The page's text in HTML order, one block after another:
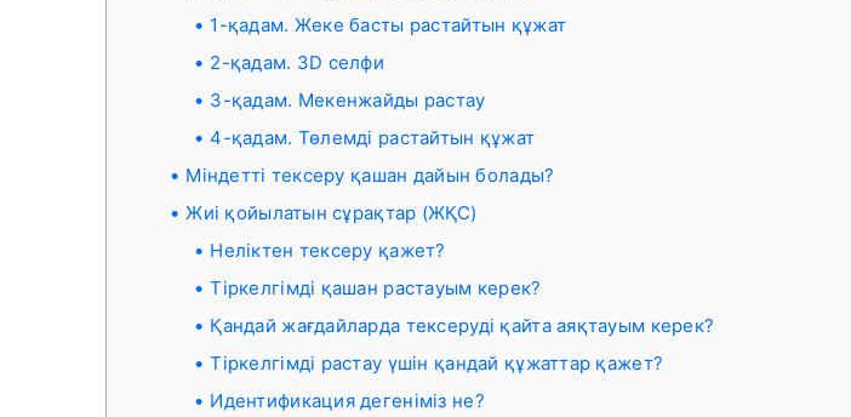
1-қадам. Жеке басты растайтын құжат
2-қадам. 3D селфи
3-қадам. Мекенжайды растау
4-қадам. Төлемді растайтын құжат
Міндетті тексеру қашан дайын болады?
Жиі қойылатын сұрақтар (ЖҚС)
Неліктен тексеру қажет?
Тіркелгімді қашан растауым керек?
Қандай жағдайларда тексеруді қайта аяқтауым керек?
Тіркелгімді растау үшін қандай құжаттар қажет?
Идентификация дегеніміз не?